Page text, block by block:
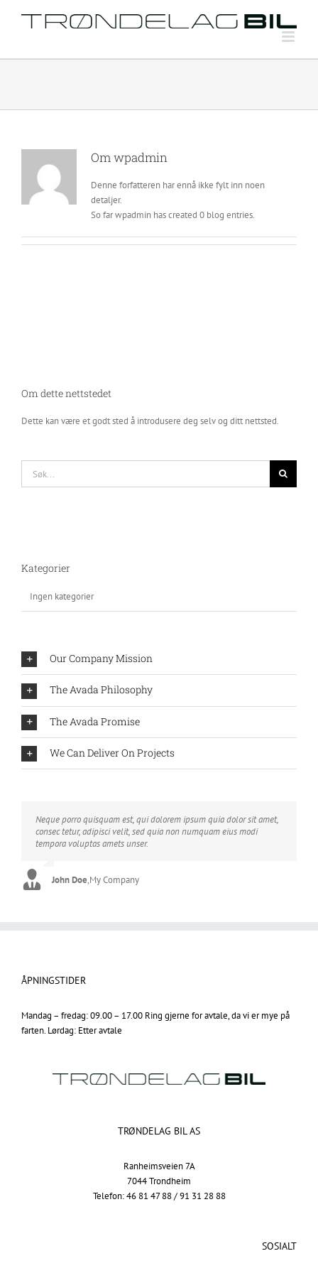
Omwpadmin
Denne forfatteren har ennå ikke fylt inn noen
detaljer.
So far wpadmin has created 0 blog entries.
Om dette nettstedet
Dette kan være et godt sted å introdusere deg selv og ditt nettsted.
Kategorier
Ingen kategorier
Our Company Mission
The Avada Philosophy
The Avada Promise
We Can Deliver On Projects
Neque porro quisquam est, qui dolorem ipsum quia dolor sit amet,
consec tetur, adipisci velit, sed quia non numquam eius modi
tempora voluptas amets unser.
John Doe,My Company
Aliquam erat volutpat. Quisque at est id ligula facilisis laoreet eget
pulvinar nibh. Suspendisse at ultrices dui. Curabitur ac felis arcu
sadips ipsums fugiats nemis.
Luke Beck,Theme Fusion
ÅPNINGSTIDER
Mandag – fredag: 09.00 – 17.00 Ring gjerne for avtale, da vi er mye på
farten. Lørdag: Etter avtale
TRØNDELAG BIL AS
Ranheimsveien 7A
7044 Trondheim
Telefon: 46 81 47 88 / 91 31 28 88
SOSIALT